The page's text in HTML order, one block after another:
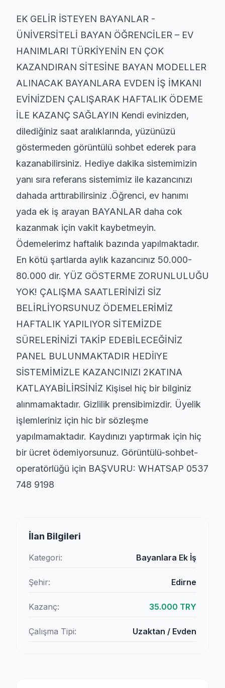
EK GELİR İSTEYEN BAYANLAR -
ÜNİVERSİTELİ BAYAN ÖĞRENCİLER – EV
HANIMLARI TÜRKİYENİN EN ÇOK
KAZANDIRAN SİTESİNE BAYAN MODELLER
ALINACAK BAYANLARA EVDEN İŞ İMKANI
EVİNİZDEN ÇALIŞARAK HAFTALIK ÖDEME
İLE KAZANÇ SAĞLAYIN Kendi evinizden,
dilediğiniz saat aralıklarında, yüzünüzü
göstermeden görüntülü sohbet ederek para
kazanabilirsiniz. Hediye dakika sistemimizin
yanı sıra referans sistemimiz ile kazancınızı
dahada arttırabilirsiniz .Öğrenci, ev hanımı
yada ek iş arayan BAYANLAR daha cok
kazanmak için vakit kaybetmeyin.
Ödemelerimz haftalık bazında yapılmaktadır.
En kötü şartlarda aylık kazancınız 50.000-
80.000 dir. YÜZ GÖSTERME ZORUNLULUĞU
YOK! ÇALIŞMA SAATLERİNİZİ SİZ
BELİRLİYORSUNUZ ÖDEMELERİMİZ
HAFTALIK YAPILIYOR SİTEMİZDE
SÜRELERİNİZİ TAKİP EDEBİLECEĞİNİZ
PANEL BULUNMAKTADIR HEDİiYE
SİSTEMİMİZLE KAZANCINIZI 2KATINA
KATLAYABİLİRSİNİZ Kişisel hiç bir bilginiz
alınmamaktadır. Gizlilik prensibimizdir. Üyelik
işlemleriniz için hic bir sözleşme
yapılmamaktadır. Kaydınızı yaptırmak için hiç
bir ücret ödemiyorsunuz. Görüntülü-sohbet-
operatörlüğü için BAŞVURU: WHATSAP 0537
748 9198
İlan Bilgileri
Kategori: Bayanlara Ek İş
Şehir: Edirne
Kazanç: 35.000 TRY
Çalışma Tipi: Uzaktan / Evden